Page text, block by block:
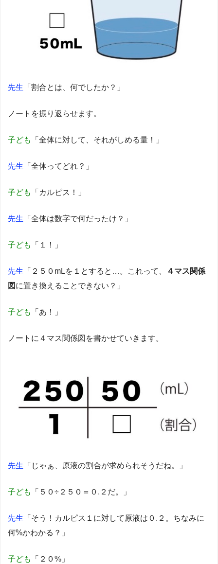
先生 「割合とは、何でしたか？」
ノートを振り返らせます。
子ども 「全体に対して、それがしめる量！」
先生 「全体ってどれ？」
子ども 「カルピス！」
先生 「全体は数字で何だったけ？」
子ども 「１！」
先生 「２５０mLを１とすると…。これって、
４マス関係
図に置き換えることできない？」
子ども 「あ！」
ノートに４マス関係図を書かせていきます。
先生 「じゃぁ、原液の割合が求められそうだね。」
子ども 「５０÷２５０＝０.２だ。」
先生 「そう！カルピス１に対して原液は０.２。ちなみに
何%かわかる？」
子ども 「２０%」